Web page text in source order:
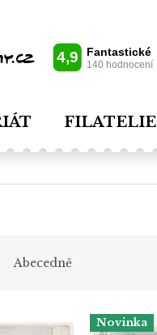
FILATELIE
Abecedně
Novinka